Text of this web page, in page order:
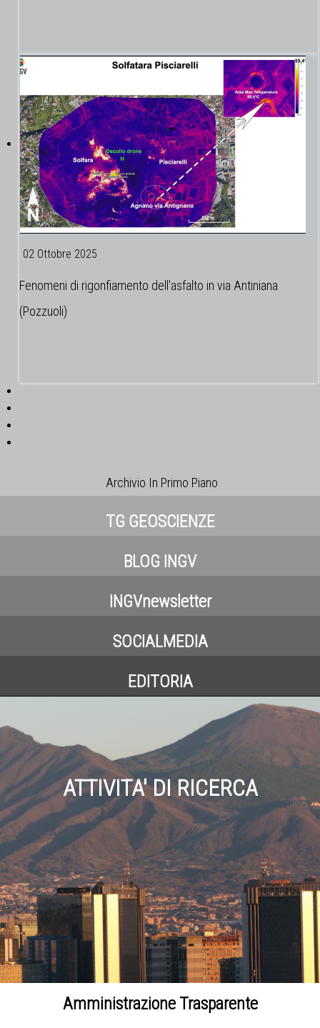
02 Ottobre 2025
Fenomeni di rigonfiamento dell'asfalto in via Antiniana
(Pozzuoli)
Archivio In Primo Piano
TG GEOSCIENZE
BLOG INGV
INGVnewsletter
SOCIALMEDIA
EDITORIA
ATTIVITA' DI RICERCA
Amministrazione Trasparente